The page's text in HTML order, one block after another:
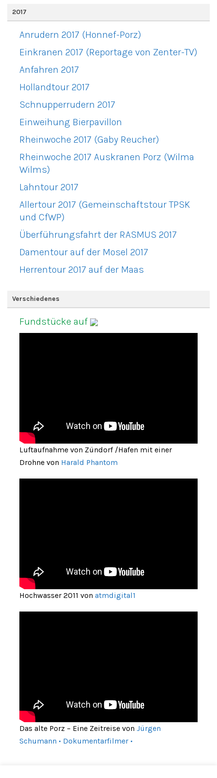
2017
Anrudern 2017 (Honnef-Porz)
Einkranen 2017 (Reportage von Zenter-TV)
Anfahren 2017
Hollandtour 2017
Schnupperrudern 2017
Einweihung Bierpavillon
Rheinwoche 2017 (Gaby Reucher)
Rheinwoche 2017 Auskranen Porz (Wilma
Wilms)
Lahntour 2017
Allertour 2017 (Gemeinschaftstour TPSK
und CfWP)
Überführungsfahrt der RASMUS 2017
Damentour auf der Mosel 2017
Herrentour 2017 auf der Maas
Verschiedenes
Fundstücke auf
Luftaufnahme von Zündorf /Hafen mit einer
Drohne von Harald Phantom
Hochwasser 2011 von atmdigital1
Das alte Porz – Eine Zeitreise von Jürgen
Schumann • Dokumentarfilmer •